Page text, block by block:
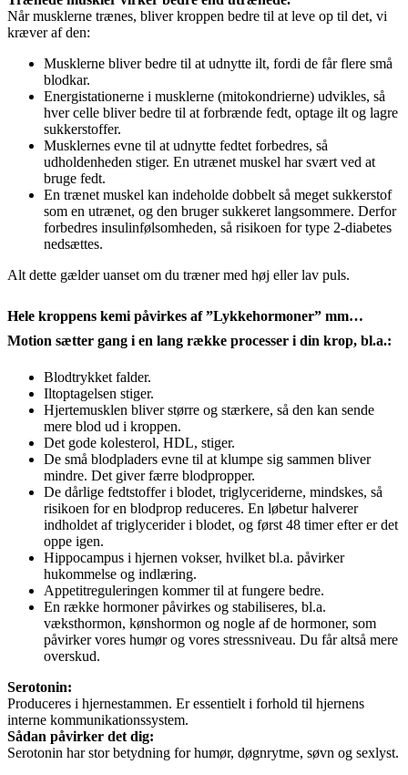
Når musklerne trænes, bliver kroppen bedre til at leve op til det, vi
kræver af den:
Musklerne bliver bedre til at udnytte ilt, fordi de får flere små
blodkar.
Energistationerne i musklerne (mitokondrierne) udvikles, så
hver celle bliver bedre til at forbrænde fedt, optage ilt og lagre
sukkerstoffer.
Musklernes evne til at udnytte fedtet forbedres, så
udholdenheden stiger. En utrænet muskel har svært ved at
bruge fedt.
En trænet muskel kan indeholde dobbelt så meget sukkerstof
som en utrænet, og den bruger sukkeret langsommere. Derfor
forbedres insulinfølsomheden, så risikoen for type 2-diabetes
nedsættes.
Alt dette gælder uanset om du træner med høj eller lav puls.
Hele kroppens kemi påvirkes af ”Lykkehormoner” mm…
Motion sætter gang i en lang række processer i din krop, bl.a.:
Blodtrykket falder.
Iltoptagelsen stiger.
Hjertemusklen bliver større og stærkere, så den kan sende
mere blod ud i kroppen.
Det gode kolesterol, HDL, stiger.
De små blodpladers evne til at klumpe sig sammen bliver
mindre. Det giver færre blodpropper.
De dårlige fedtstoffer i blodet, triglyceriderne, mindskes, så
risikoen for en blodprop reduceres. En løbetur halverer
indholdet af triglycerider i blodet, og først 48 timer efter er det
oppe igen.
Hippocampus i hjernen vokser, hvilket bl.a. påvirker
hukommelse og indlæring.
Appetitreguleringen kommer til at fungere bedre.
En række hormoner påvirkes og stabiliseres, bl.a.
væksthormon, kønshormon og nogle af de hormoner, som
påvirker vores humør og vores stressniveau. Du får altså mere
overskud.
Serotonin:
Produceres i hjernestammen. Er essentielt i forhold til hjernens
interne kommunikationssystem.
Sådan påvirker det dig:
Serotonin har stor betydning for humør, døgnrytme, søvn og sexlyst.